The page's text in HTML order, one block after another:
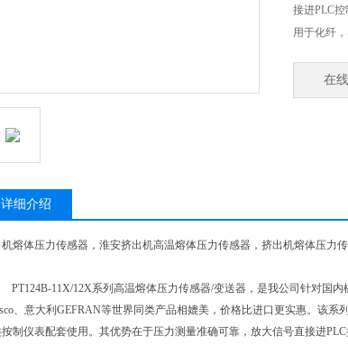
接进PLC
用于化纤
在
详细介绍
熔体压力传感器，淮安挤出机高温熔体压力传感器，挤出机熔体压力
PT124B-11X/12X系列高温熔体压力传感器/变送器，是我公司针对国
、意大利GEFRAN等世界同类产品相媲美，价格比进口更实惠。该
按制仪表配套使用。其优势在于压力测量准确可靠，放大信号直接进